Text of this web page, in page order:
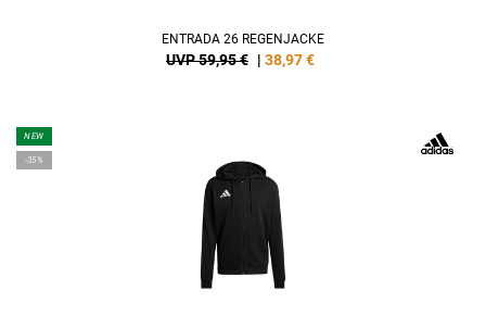
ENTRADA 26 REGENJACKE
UVP 59,95 € | 38,97€
NEW
-35%